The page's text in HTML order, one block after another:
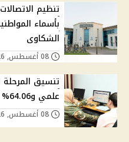
تنظيم
بأسماء
الشكاوى
علمي و64.06% أدبي والكليات المتوقعة